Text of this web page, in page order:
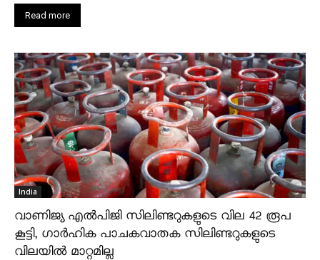
Read more
India
വാണിജ്യ എൽപിജി സിലിണ്ടറുകളുടെ വില 42 രൂപ
കൂട്ടി, ഗാർഹിക പാചകവാതക സിലിണ്ടറുകളുടെ
വിലയിൽ മാറ്റമില്ല